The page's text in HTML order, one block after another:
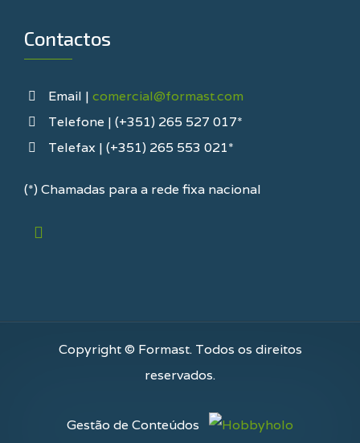
Contactos
Email | comercial@formast.com
Telefone | (+351) 265 527 017*
Telefax | (+351) 265 553 021*
(*) Chamadas para a rede fixa nacional
Copyright © Formast. Todos os direitos
reservados.
Gestão de Conteúdos